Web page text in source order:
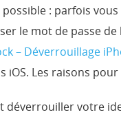
: parfois
le mot de passe de
– Déverrouillage
iOS. Les raisons
déverrouiller votre